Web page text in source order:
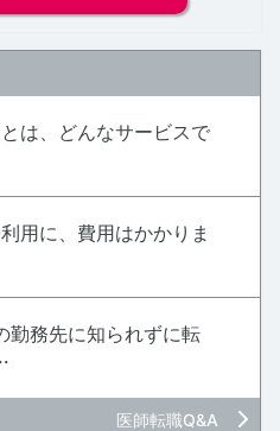
は、どんなサービスで
用に、費用はかかりま
勤務先に知られずに転
医師転職Q&A